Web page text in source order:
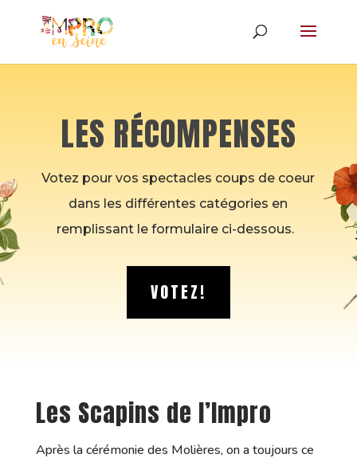
LES RÉCOMPENSES
Votez pour vos spectacles coups de coeur
dans les différentes catégories en
remplissant le formulaire ci-dessous.
VOTEZ!
Les Scapins de l’Impro
Après la cérémonie des Molières, on a toujours ce